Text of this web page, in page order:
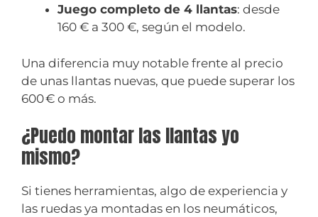
Juego completo de 4 llantas: desde
160 € a 300 €, según el modelo.
Una diferencia muy notable frente al precio
de unas llantas nuevas, que puede superar los
600 € o más.
¿Puedo montar las llantas yo
mismo?
Si tienes herramientas, algo de experiencia y
las ruedas ya montadas en los neumáticos,